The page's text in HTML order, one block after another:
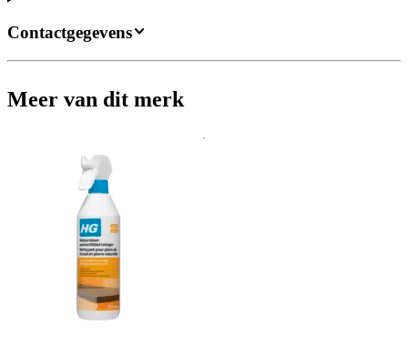
Contactgegevens
Meer van dit merk